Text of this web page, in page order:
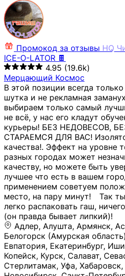
Промокод за отзывы HQ
ICE-O-LATOR 🍫
4.95 (19.6k)
Мерцающий Космос
В этой позиции всегда
шутка и не рекламная
выбираем только самый
не всё, у нас его кладут
курьеры! БЕЗ НЕДОВЕСОВ,
СТАРАЕМСЯ ДЛЯ ВАС!
качества!. Эффект на уровне
разных городах может
качеству, но можете быть
лучшее что есть в вашем
применением советуем
место, на пару минут!⠀ Так
легко распаковать гаш,
(он правда бывает липкий)!
Адлер, Алушта, Армянск,
Белогорск (Амурская
Евпатория, Екатеринбург,
Копейск, Курск, Салават,
Стерлитамак, Уфа,